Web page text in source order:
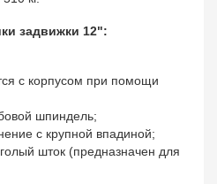
задвижки 12":
с корпусом при помощи
шпиндель;
с крупной впадиной;
шток (предназначен для